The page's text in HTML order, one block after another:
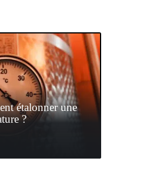
étalonner une
?